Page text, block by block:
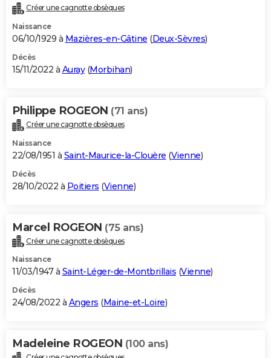
Créer une cagnotte obsèques
Naissance
06/10/1929 à Mazières-en-Gâtine (Deux-Sèvres)
Décès
15/11/2022 à Auray(Morbihan)
Philippe ROGEON (71 ans)
Créer une cagnotte obsèques
Naissance
22/08/1951 à Saint-Maurice-la-Clouère (Vienne)
Décès
28/10/2022 à Poitiers (Vienne)
Marcel ROGEON (75 ans)
Créer une cagnotte obsèques
Naissance
11/03/1947 à Saint-Léger-de-Montbrillais (Vienne)
Décès
24/08/2022 à Angers (Maine-et-Loire)
Madeleine ROGEON (100 ans)